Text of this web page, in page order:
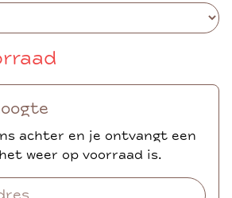
achter en je ontvangt een
weer op voorraad is.